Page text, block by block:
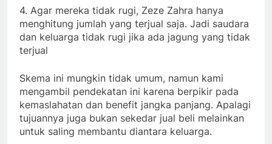
4. Agar mereka tidak rugi, Zeze Zahra hanya
menghitung jumlah yang terjual saja. Jadi saudara
dan keluarga tidak rugi jika ada jagung yang tidak
terjual
Skema ini mungkin tidak umum, namun kami
mengambil pendekatan ini karena berpikir pada
kemaslahatan dan benefit jangka panjang. Apalagi
tujuannya juga bukan sekedar jual beli melainkan
untuk saling membantu diantara keluarga.